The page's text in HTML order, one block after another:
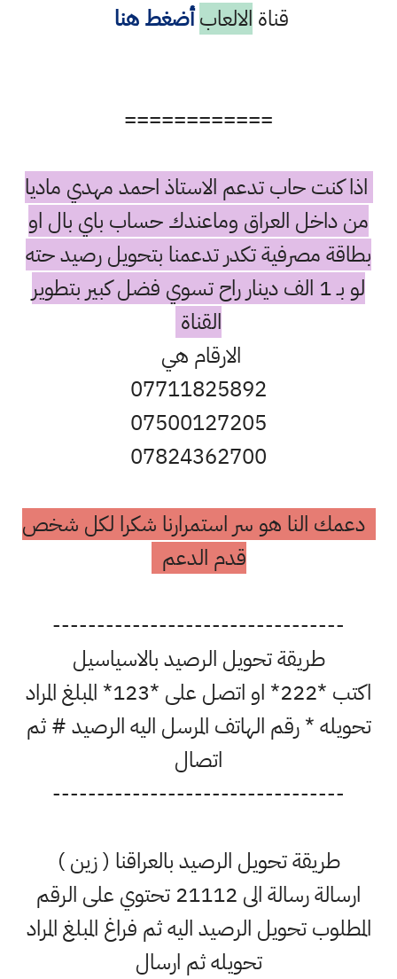
قناة الالعاب أضغط هنا
============
اذا كنت حاب تدعم الاستاذ احمد مهدي ماديا
من داخل العراق وماعندك حساب باي بال او
بطاقة مصرفية تكدر تدعمنا بتحويل رصيد حته
لو بـ 1 الف دينار راح تسوي فضل كبير بتطوير
القناة
الارقام هي
07711825892
07500127205
07824362700
دعمك النا هو سر استمرارنا شكرا لكل شخص
قدم الدعم
---------------------------------
طريقة تحويل الرصيد بالاسياسيل
اكتب *222* او اتصل على *123* المبلغ المراد
تحويله * رقم الهاتف المرسل اليه الرصيد # ثم
اتصال
---------------------------------
طريقة تحويل الرصيد بالعراقنا ( زين )
ارسالة رسالة الى 21112 تحتوي على الرقم
المطلوب تحويل الرصيد اليه ثم فراغ المبلغ المراد
تحويله ثم ارسال